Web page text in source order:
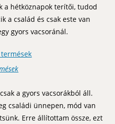
a hétköznapok terítői, tudod
a család és csak este van
gyors vacsoránál.
a gyors vacsorákból áll.
családi ünnepen, mód van
Erre állítottam össze, ezt